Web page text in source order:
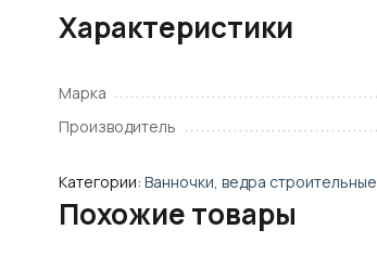
Характеристики
Марка
Производитель
Категории: Ванночки, ведра строительные
Похожие товары